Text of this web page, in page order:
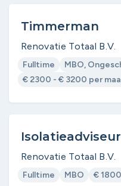
Timmerman
Renovatie Totaal B.V.
Fulltime
MBO,
€ 2300 - € 3200 per
Isolatieadviseur
Renovatie Totaal B.V.
Fulltime MBO €